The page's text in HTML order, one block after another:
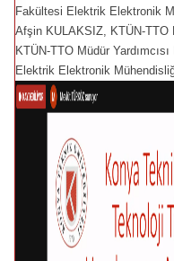
Fakültesi Elektrik Elektronik
Afşin KULAKSIZ, KTÜN-TTO
KTÜN-TTO Müdür
Elektrik Elektronik